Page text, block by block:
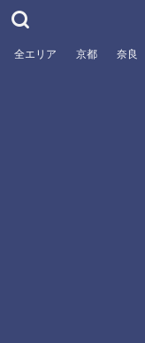
全エリア 京都 奈良